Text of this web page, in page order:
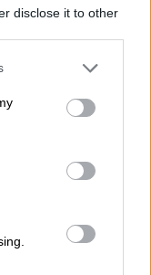
disclose it to other
or more Google
You may click to
party tags to
in below Google
μαζί τους. O
καμπίνες
που συνέβη
, ο υπουργός
Λιμενικού
η τάξη και η